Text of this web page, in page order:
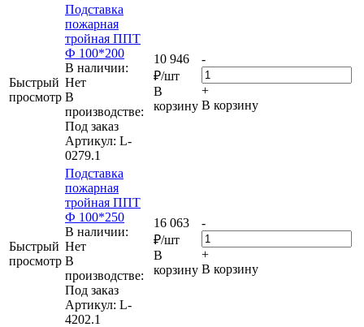
Быстрый
просмотр
Подставка
пожарная
тройная ППТ
Ф 100*200
В наличии:
Нет
В
производстве:
Под заказ
Артикул: L-
0279.1
10 946
₽/шт
В
корзину
-
+
В корзину
Быстрый
просмотр
Подставка
пожарная
тройная ППТ
Ф 100*250
В наличии:
Нет
В
производстве:
Под заказ
Артикул: L-
4202.1
16 063
₽/шт
В
корзину
-
+
В корзину